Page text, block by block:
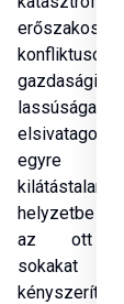
erőszakos
gazdasági
lassúsága
egyre
kilátástalanabb
helyzetbe
az ott
sokakat
kényszerítve,